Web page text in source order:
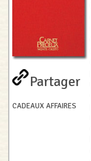
Partager
CADEAUX AFFAIRES